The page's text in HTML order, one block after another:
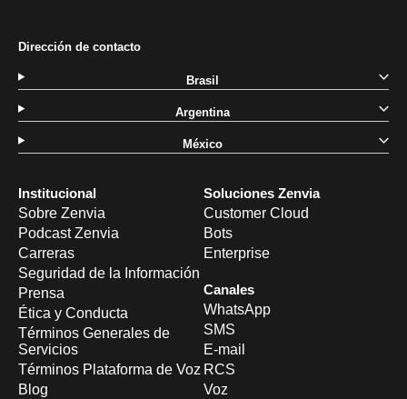
Institucional
Sobre Zenvia
Podcast Zenvia
Carreras
Seguridad de la Información
Prensa
Ética y Conducta
Términos Generales de
Servicios
Términos Plataforma de Voz
Blog
Soluciones Zenvia
Customer Cloud
Bots
Enterprise
Canales
WhatsApp
SMS
E-mail
RCS
Voz
Dirección de contacto
Brasil
Argentina
México